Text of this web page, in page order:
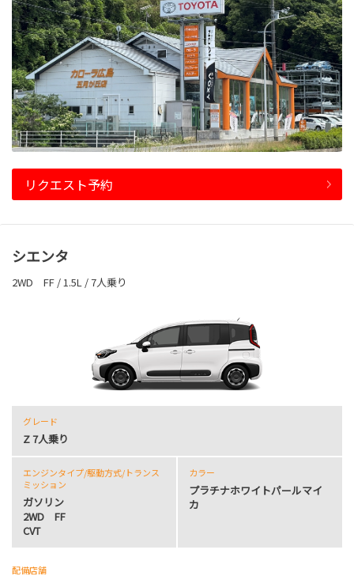
リクエスト予約
シエンタ
2WD FF / 1.5L / 7人乗り
グレード
Z 7人乗り
エンジンタイプ/駆動方式/トランス
ミッション
ガソリン
2WD FF
CVT
カラー
プラチナホワイトパールマイ
カ
配備店舗